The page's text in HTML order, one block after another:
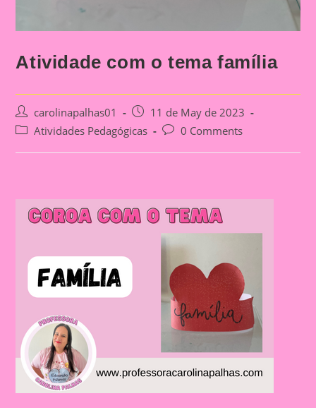
Atividade com o tema família
Post
author:
carolinapalhas01
Post
published:
11 de May de 2023
PostAtividades Pedagógicas
Post0 Comments